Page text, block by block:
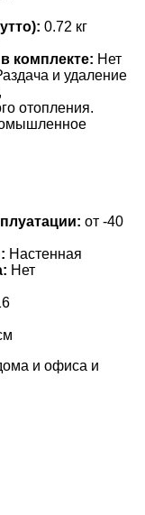
0.72 кг
комплекте: Нет
и удаление
отопления.
от -40
Настенная
Нет
и офиса и